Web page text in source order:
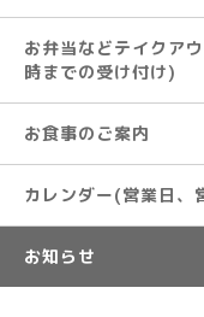
お弁当などテイクア
時までの受け付け)
お食事のご案内
カレンダー(営業日、
お知らせ